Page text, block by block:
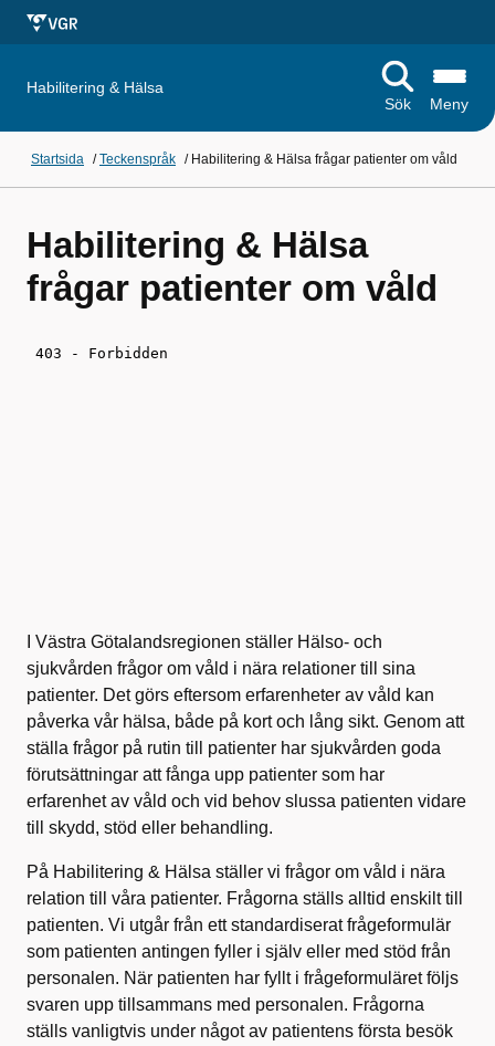
Habilitering & Hälsa
Sök
Meny
Startsida /Teckenspråk / Habilitering & Hälsa frågar patienter om våld
Habilitering & Hälsa
frågar patienter om våld
I Västra Götalandsregionen ställer Hälso- och
sjukvården frågor om våld i nära relationer till sina
patienter. Det görs eftersom erfarenheter av våld kan
påverka vår hälsa, både på kort och lång sikt. Genom att
ställa frågor på rutin till patienter har sjukvården goda
förutsättningar att fånga upp patienter som har
erfarenhet av våld och vid behov slussa patienten vidare
till skydd, stöd eller behandling.
På Habilitering & Hälsa ställer vi frågor om våld i nära
relation till våra patienter. Frågorna ställs alltid enskilt till
patienten. Vi utgår från ett standardiserat frågeformulär
som patienten antingen fyller i själv eller med stöd från
personalen. När patienten har fyllt i frågeformuläret följs
svaren upp tillsammans med personalen. Frågorna
ställs vanligtvis under något av patientens första besök